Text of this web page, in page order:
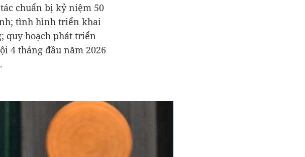
chuẩn bị kỷ niệm 50
tình hình triển khai
quy hoạch phát triển
4 tháng đầu năm 2026